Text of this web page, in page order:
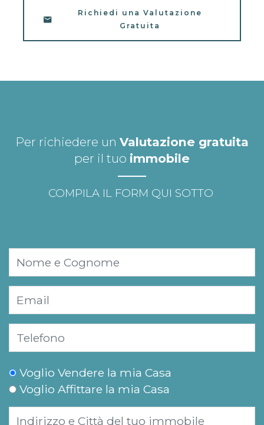
Richiedi una Valutazione
Gratuita
Per richiedere un Valutazione gratuita
per il tuo immobile
COMPILA IL FORM QUI SOTTO
Voglio Vendere la mia Casa
Voglio Affittare la mia Casa